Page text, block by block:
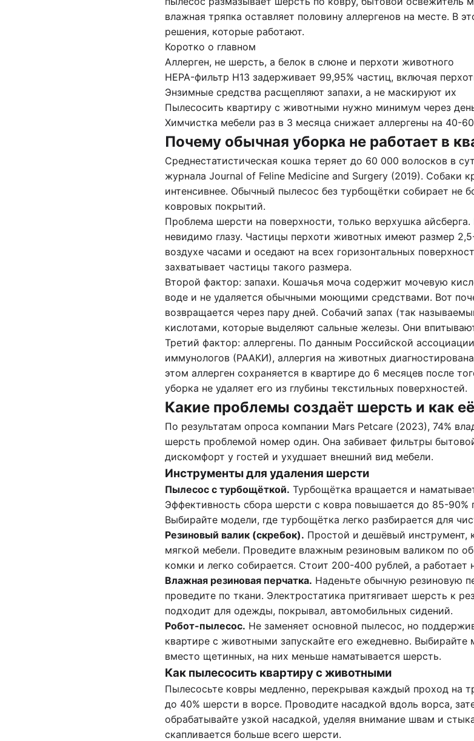
влажная тряпка оставляет половину аллергенов на месте. В
решения, которые работают.
Коротко о главном
Аллерген, не шерсть, а белок в слюне и перхоти животного
HEPA-фильтр H13 задерживает 99,95% частиц, включая
Энзимные средства расщепляют запахи, а не маскируют их
Пылесосить квартиру с животными нужно минимум через
Химчистка мебели раз в 3 месяца снижает аллергены на 40-
Почему обычная уборка не работает в
Среднестатистическая кошка теряет до 60 000 волосков в
журнала Journal of Feline Medicine and Surgery (2019). Собаки
интенсивнее. Обычный пылесос без турбощётки собирает не
ковровых покрытий.
Проблема шерсти на поверхности, только верхушка айсберга.
невидимо глазу. Частицы перхоти животных имеют размер
воздухе часами и оседают на всех горизонтальных
захватывает частицы такого размера.
Второй фактор: запахи. Кошачья моча содержит мочевую
воде и не удаляется обычными моющими средствами. Вот
возвращается через пару дней. Собачий запах (так
кислотами, которые выделяют сальные железы. Они
Третий фактор: аллергены. По данным Российской
иммунологов (РААКИ), аллергия на животных
этом аллерген сохраняется в квартире до 6 месяцев после
уборка не удаляет его из глубины текстильных поверхностей.
Какие проблемы создаёт шерсть и как
По результатам опроса компании Mars Petcare (2023), 74%
шерсть проблемой номер один. Она забивает фильтры
дискомфорт у гостей и ухудшает внешний вид мебели.
Инструменты для удаления шерсти
Пылесос с турбощёткой. Турбощётка вращается и
Эффективность сбора шерсти с ковра повышается до 85-90%
Выбирайте модели, где турбощётка легко разбирается для
Резиновый валик (скребок). Простой и дешёвый инструмент,
мягкой мебели. Проведите влажным резиновым валиком по
комки и легко собирается. Стоит 200-400 рублей, а работает
Влажная резиновая перчатка. Наденьте обычную резиновую
проведите по ткани. Электростатика притягивает шерсть к
подходит для одежды, покрывал, автомобильных сидений.
Робот-пылесос. Не заменяет основной пылесос, но
квартире с животными запускайте его ежедневно.
вместо щетинных, на них меньше наматывается шерсть.
Как пылесосить квартиру с животными
Пылесосьте ковры медленно, перекрывая каждый проход на
до 40% шерсти в ворсе. Проводите насадкой вдоль ворса,
обрабатывайте узкой насадкой, уделяя внимание швам и
скапливается больше всего шерсти.